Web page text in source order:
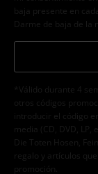
baja presente en
Darme de baja de la
*Válido durante 4
otros códigos
introducir el código
media (CD, DVD,
Die Toten Hosen,
regalo y artículos
promoción.